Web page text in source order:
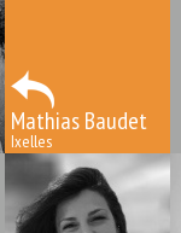
Mathias Baudet
Ixelles